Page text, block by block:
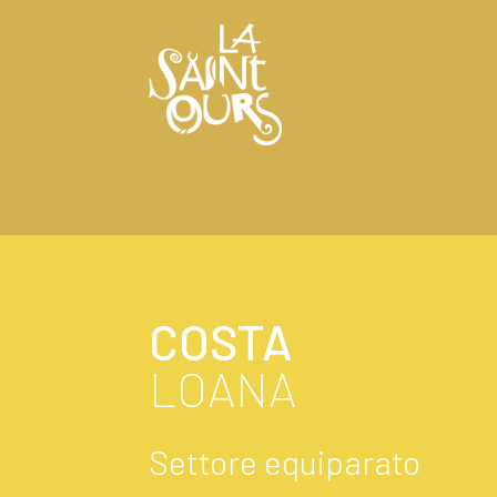
COSTA
LOANA
Settore equiparato